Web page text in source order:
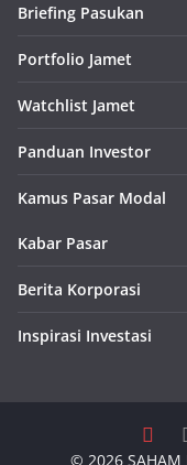
Briefing Pasukan
Portfolio Jamet
Watchlist Jamet
Panduan Investor
Kamus Pasar Modal
Kabar Pasar
Berita Korporasi
Inspirasi Investasi
© 2026 SAHAM